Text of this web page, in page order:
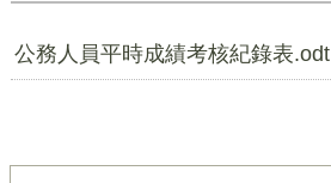
公務人員平時成績考核紀錄表.odt